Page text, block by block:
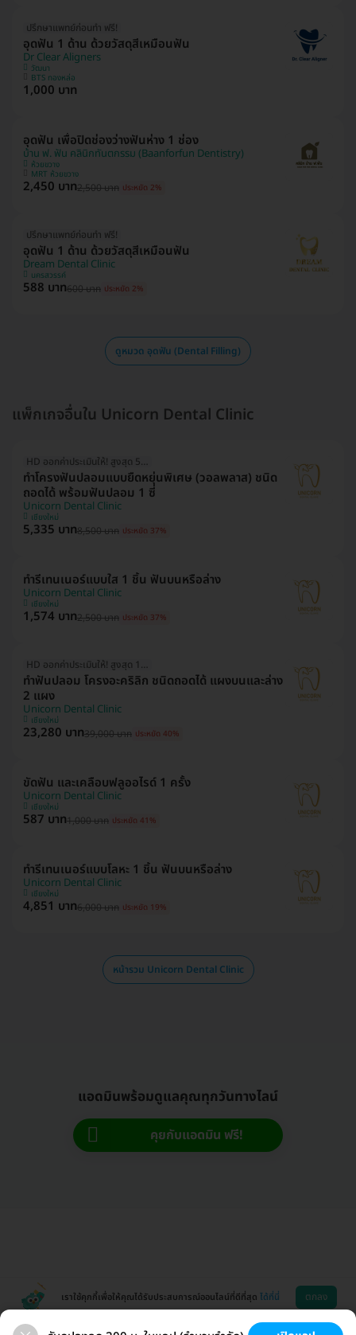
ปรึกษาแพทย์ก่อนทำ ฟรี!
อุดฟัน 1 ด้าน ด้วยวัสดุสีเหมือนฟัน
Dr Clear Aligners
วัฒนา
BTS ทองหล่อ
1,000 บาท
อุดฟัน เพื่อปิดช่องว่างฟันห่าง 1 ช่อง
บ้าน ฟ. ฟัน คลินิกทันตกรรม (Baanforfun Dentistry)
ห้วยขวาง
MRT ห้วยขวาง
2,450 บาท2,500 บาท ประหยัด 2%
ปรึกษาแพทย์ก่อนทำ ฟรี!
อุดฟัน 1 ด้าน ด้วยวัสดุสีเหมือนฟัน
Dream Dental Clinic
นครสวรรค์
588 บาท600 บาท ประหยัด 2%
ดูหมวด อุดฟัน (Dental Filling)
แพ็กเกจอื่นใน Unicorn Dental Clinic
HD ออกค่าประเมินให้! สูงสุด 500 บ.
ทำโครงฟันปลอมแบบยืดหยุ่นพิเศษ (วอลพลาส) ชนิด
ถอดได้ พร้อมฟันปลอม 1 ซี่
Unicorn Dental Clinic
เชียงใหม่
5,335 บาท8,500 บาท ประหยัด 37%
ทำรีเทนเนอร์แบบใส 1 ชิ้น ฟันบนหรือล่าง
Unicorn Dental Clinic
เชียงใหม่
1,574 บาท2,500 บาท ประหยัด 37%
HD ออกค่าประเมินให้! สูงสุด 1500 บ.
ทำฟันปลอม โครงอะคริลิก ชนิดถอดได้ แผงบนและล่าง
2 แผง
Unicorn Dental Clinic
เชียงใหม่
23,280 บาท39,000 บาท ประหยัด 40%
ขัดฟัน และเคลือบฟลูออไรด์ 1 ครั้ง
Unicorn Dental Clinic
เชียงใหม่
587 บาท1,000 บาท ประหยัด 41%
ทำรีเทนเนอร์แบบโลหะ 1 ชิ้น ฟันบนหรือล่าง
Unicorn Dental Clinic
เชียงใหม่
4,851 บาท6,000 บาท ประหยัด 19%
หน้ารวม Unicorn Dental Clinic
แอดมินพร้อมดูแลคุณทุกวันทางไลน์
คุยกับแอดมิน ฟรี!
เราใช้คุกกี้เพื่อให้คุณได้รับประสบการณ์ออนไลน์ที่ดีที่สุด ได้ที่นี่ ตกลง